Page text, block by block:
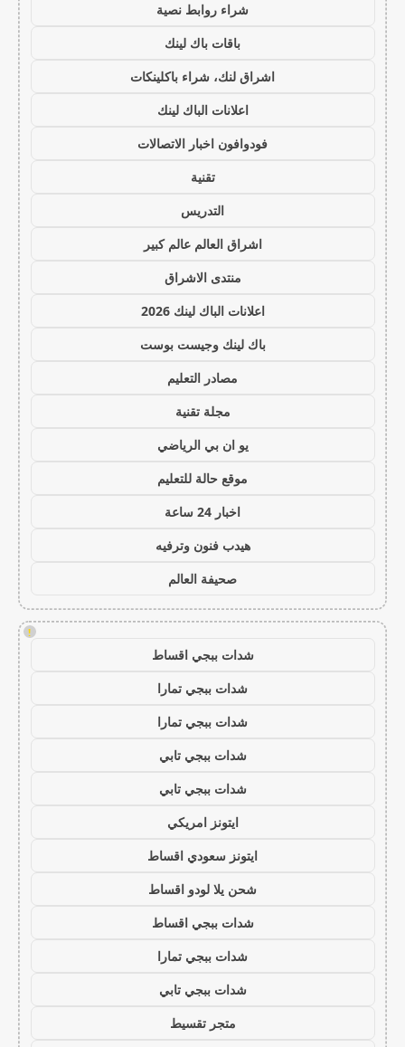
شراء روابط نصية
باقات باك لينك
اشراق لنك، شراء باكلينكات
اعلانات الباك لينك
فودوافون اخبار الاتصالات
تقنية
التدريس
اشراق العالم عالم كبير
منتدى الاشراق
اعلانات الباك لينك 2026
باك لينك وجيست بوست
مصادر التعليم
مجلة تقنية
يو ان بي الرياضي
موقع حالة للتعليم
اخبار 24 ساعة
هيدب فنون وترفيه
صحيفة العالم
!
شدات ببجي اقساط
شدات ببجي تمارا
شدات ببجي تمارا
شدات ببجي تابي
شدات ببجي تابي
ايتونز امريكي
ايتونز سعودي اقساط
شحن يلا لودو اقساط
شدات ببجي اقساط
شدات ببجي تمارا
شدات ببجي تابي
متجر تقسيط